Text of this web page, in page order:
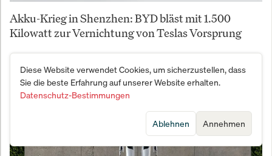
Akku-Krieg in Shenzhen: BYD bläst mit 1.500
Kilowatt zur Vernichtung von Teslas Vorsprung
Diese Website verwendet Cookies, um sicherzustellen, dass
Sie die beste Erfahrung auf unserer Website erhalten.
Datenschutz-Bestimmungen
Annehmen
Ablehnen